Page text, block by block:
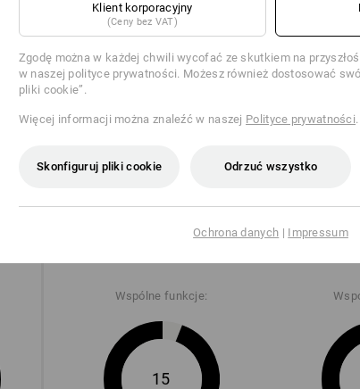
Wspólne funkcje:
15
Klient korporacyjny
(Ceny bez VAT)
Zgodę można w każdej chwili wycofać ze skutkiem na
w naszej polityce prywatności. Możesz również dostosować
pliki cookie”.
Więcej informacji można znaleźć w naszej Polityce prywatności.
Skonfiguruj pliki cookie Odrzuć wszystko
Ochrona danych | Impressum